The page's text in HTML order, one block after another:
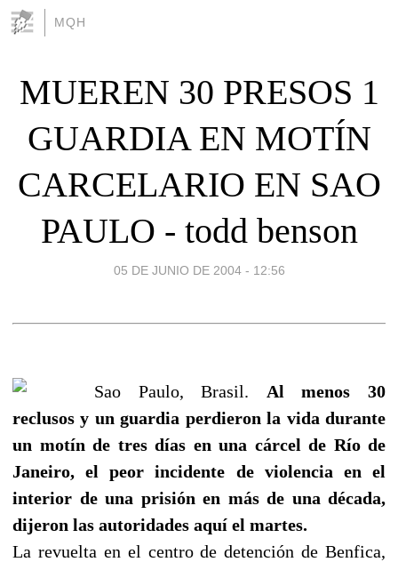
MQH
MUEREN 30 PRESOS 1
GUARDIA EN MOTÍN
CARCELARIO EN SAO
PAULO - todd benson
05 DE JUNIO DE 2004 - 12:56
Sao Paulo, Brasil. Al menos 30
reclusos y un guardia perdieron la vida durante
un motín de tres días en una cárcel de Río de
Janeiro, el peor incidente de violencia en el
interior de una prisión en más de una década,
dijeron las autoridades aquí el martes.
La revuelta en el centro de detención de Benfica,